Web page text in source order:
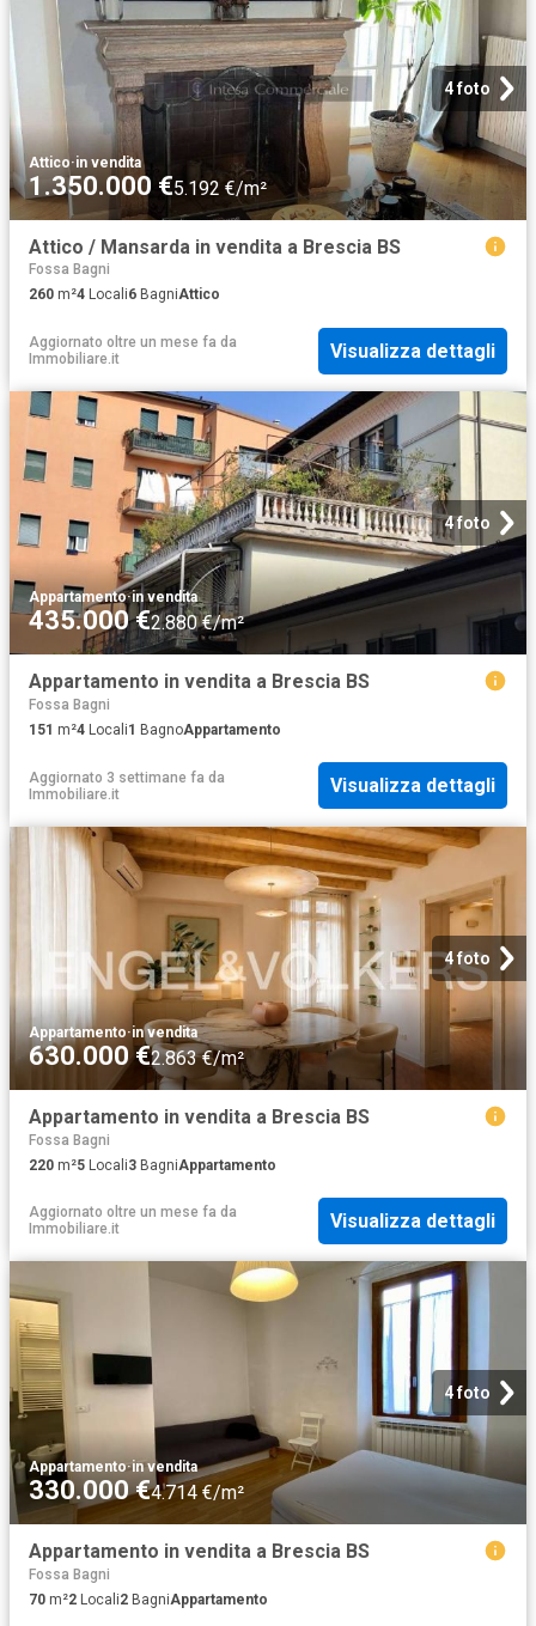
4 foto
Attico·in vendita
1.350.000 €5.192 €/m²
Attico / Mansarda in vendita a Brescia BS
Fossa Bagni
260 m²4 Locali6 BagniAttico
Aggiornato oltre un mese fa da
Immobiliare.it
Visualizza dettagli
4 foto
Appartamento·in vendita
435.000 €2.880 €/m²
Appartamento in vendita a Brescia BS
Fossa Bagni
151 m²4 Locali1 BagnoAppartamento
Aggiornato 3 settimane fa da
Immobiliare.it
Visualizza dettagli
4 foto
Appartamento·in vendita
630.000 €2.863 €/m²
Appartamento in vendita a Brescia BS
Fossa Bagni
220 m²5 Locali3 BagniAppartamento
Aggiornato oltre un mese fa da
Immobiliare.it
Visualizza dettagli
4 foto
Appartamento·in vendita
330.000 €4.714 €/m²
Appartamento in vendita a Brescia BS
Fossa Bagni
70 m²2 Locali2 BagniAppartamento